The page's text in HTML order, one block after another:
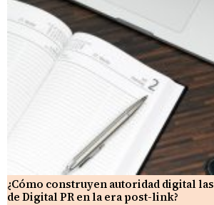
¿Cómo construyen autoridad digital
de Digital PR en la era post-link?